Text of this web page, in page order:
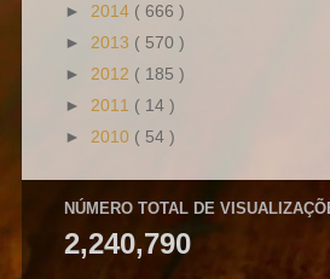
► 2014 ( 666 )
► 2013 ( 570 )
► 2012 ( 185 )
► 2011 ( 14 )
► 2010 ( 54 )
NÚMERO TOTAL DE
2,240,790